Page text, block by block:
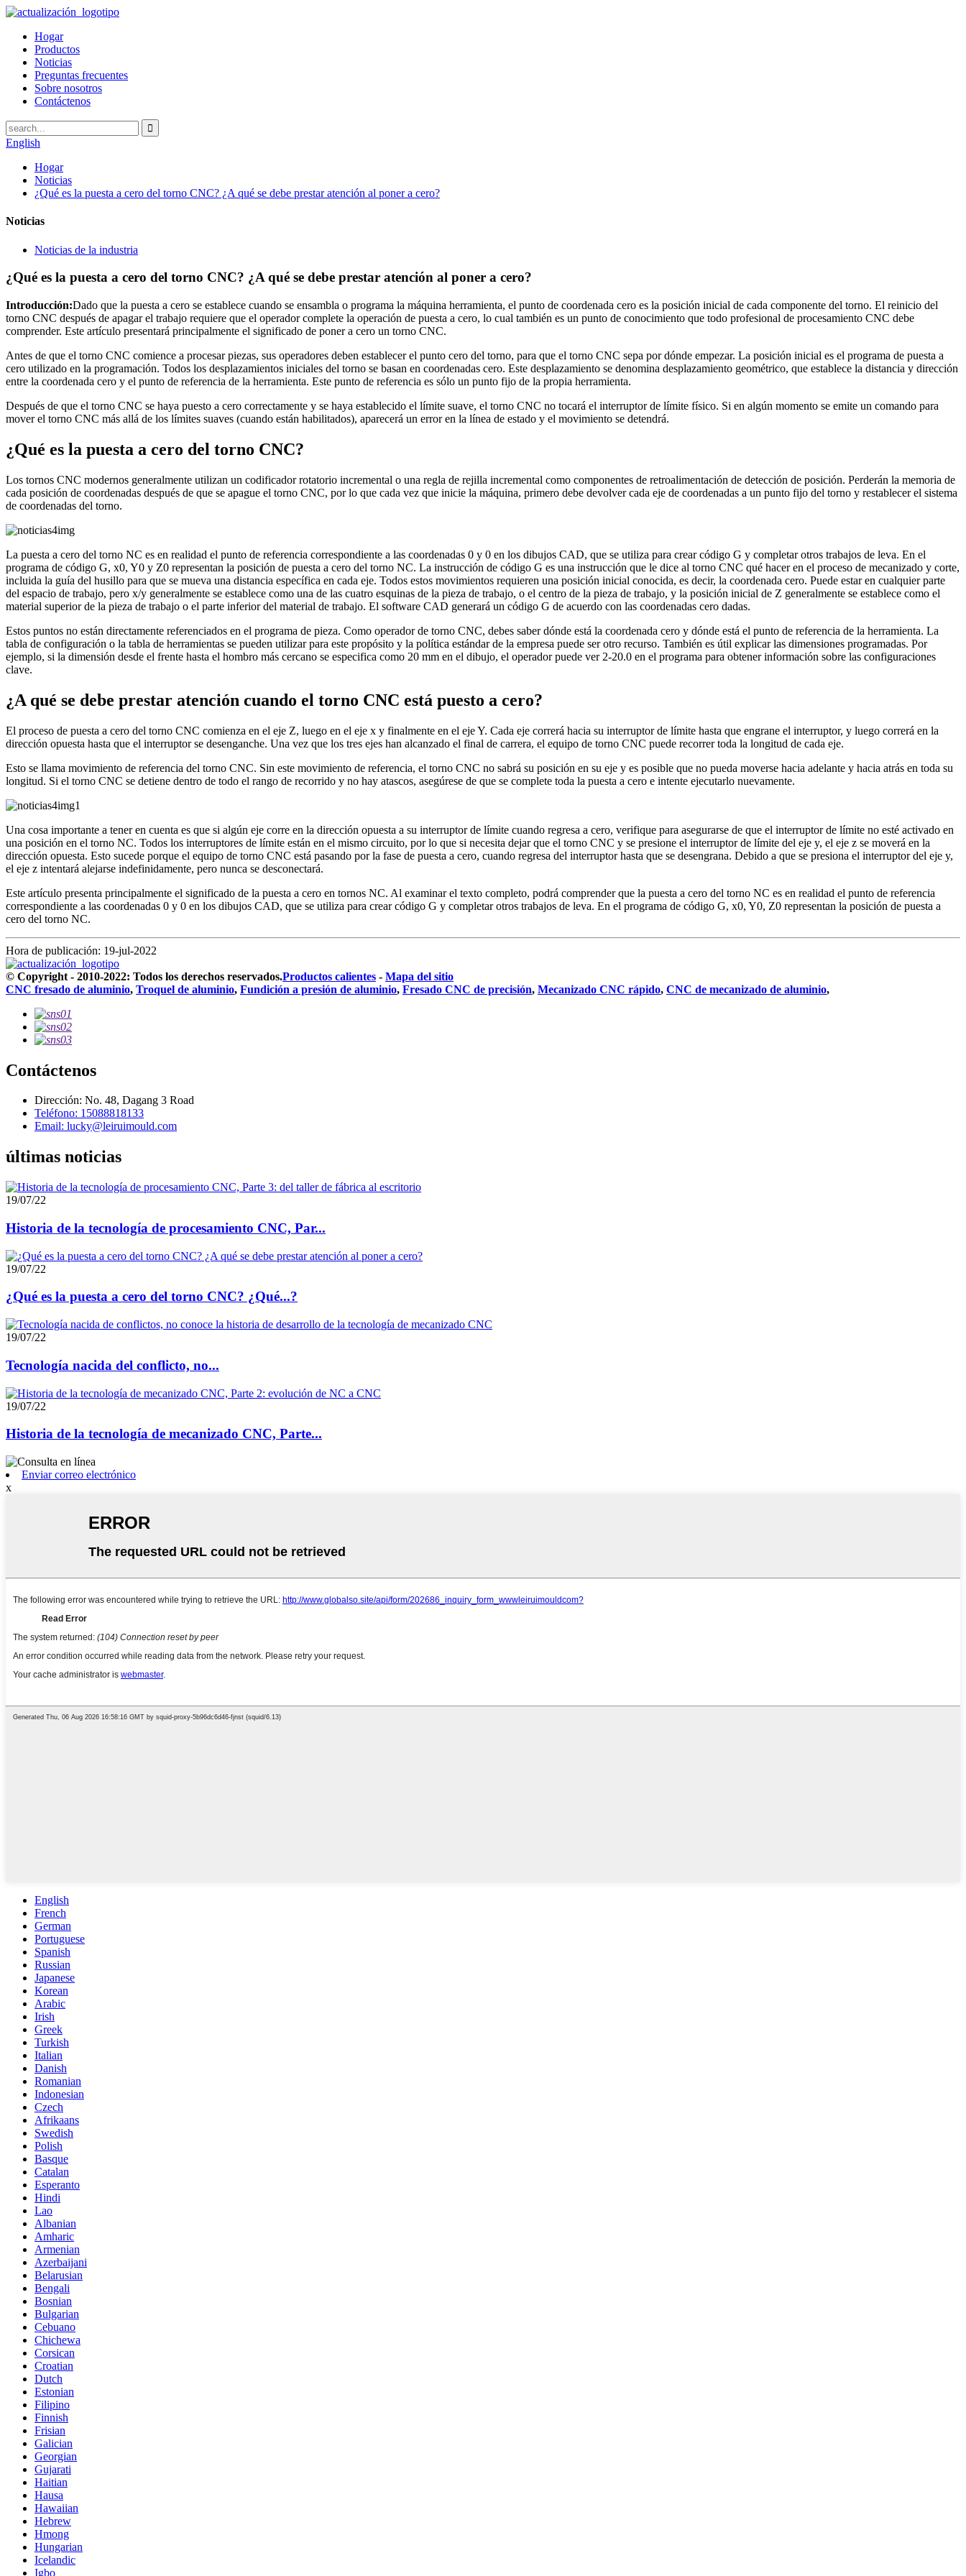
Hogar
Productos
Noticias
Preguntas frecuentes
Sobre nosotros
Contáctenos
English
Hogar
Noticias
¿Qué es la puesta a cero del torno CNC? ¿A qué se debe prestar atención al poner a cero?
Noticias
Noticias de la industria
¿Qué es la puesta a cero del torno CNC? ¿A qué se debe prestar atención al poner a cero?
Introducción:Dado que la puesta a cero se establece cuando se ensambla o programa la máquina herramienta, el punto de coordenada cero es la posición inicial de cada componente del torno. El reinicio del
torno CNC después de apagar el trabajo requiere que el operador complete la operación de puesta a cero, lo cual también es un punto de conocimiento que todo profesional de procesamiento CNC debe
comprender. Este artículo presentará principalmente el significado de poner a cero un torno CNC.
Antes de que el torno CNC comience a procesar piezas, sus operadores deben establecer el punto cero del torno, para que el torno CNC sepa por dónde empezar. La posición inicial es el programa de puesta a
cero utilizado en la programación. Todos los desplazamientos iniciales del torno se basan en coordenadas cero. Este desplazamiento se denomina desplazamiento geométrico, que establece la distancia y dirección
entre la coordenada cero y el punto de referencia de la herramienta. Este punto de referencia es sólo un punto fijo de la propia herramienta.
Después de que el torno CNC se haya puesto a cero correctamente y se haya establecido el límite suave, el torno CNC no tocará el interruptor de límite físico. Si en algún momento se emite un comando para
mover el torno CNC más allá de los límites suaves (cuando están habilitados), aparecerá un error en la línea de estado y el movimiento se detendrá.
¿Qué es la puesta a cero del torno CNC?
Los tornos CNC modernos generalmente utilizan un codificador rotatorio incremental o una regla de rejilla incremental como componentes de retroalimentación de detección de posición. Perderán la memoria de
cada posición de coordenadas después de que se apague el torno CNC, por lo que cada vez que inicie la máquina, primero debe devolver cada eje de coordenadas a un punto fijo del torno y restablecer el sistema
de coordenadas del torno.
La puesta a cero del torno NC es en realidad el punto de referencia correspondiente a las coordenadas 0 y 0 en los dibujos CAD, que se utiliza para crear código G y completar otros trabajos de leva. En el
programa de código G, x0, Y0 y Z0 representan la posición de puesta a cero del torno NC. La instrucción de código G es una instrucción que le dice al torno CNC qué hacer en el proceso de mecanizado y corte,
incluida la guía del husillo para que se mueva una distancia específica en cada eje. Todos estos movimientos requieren una posición inicial conocida, es decir, la coordenada cero. Puede estar en cualquier parte
del espacio de trabajo, pero x/y generalmente se establece como una de las cuatro esquinas de la pieza de trabajo, o el centro de la pieza de trabajo, y la posición inicial de Z generalmente se establece como el
material superior de la pieza de trabajo o el parte inferior del material de trabajo. El software CAD generará un código G de acuerdo con las coordenadas cero dadas.
Estos puntos no están directamente referenciados en el programa de pieza. Como operador de torno CNC, debes saber dónde está la coordenada cero y dónde está el punto de referencia de la herramienta. La
tabla de configuración o la tabla de herramientas se pueden utilizar para este propósito y la política estándar de la empresa puede ser otro recurso. También es útil explicar las dimensiones programadas. Por
ejemplo, si la dimensión desde el frente hasta el hombro más cercano se especifica como 20 mm en el dibujo, el operador puede ver 2-20.0 en el programa para obtener información sobre las configuraciones
clave.
¿A qué se debe prestar atención cuando el torno CNC está puesto a cero?
El proceso de puesta a cero del torno CNC comienza en el eje Z, luego en el eje x y finalmente en el eje Y. Cada eje correrá hacia su interruptor de límite hasta que engrane el interruptor, y luego correrá en la
dirección opuesta hasta que el interruptor se desenganche. Una vez que los tres ejes han alcanzado el final de carrera, el equipo de torno CNC puede recorrer toda la longitud de cada eje.
Esto se llama movimiento de referencia del torno CNC. Sin este movimiento de referencia, el torno CNC no sabrá su posición en su eje y es posible que no pueda moverse hacia adelante y hacia atrás en toda su
longitud. Si el torno CNC se detiene dentro de todo el rango de recorrido y no hay atascos, asegúrese de que se complete toda la puesta a cero e intente ejecutarlo nuevamente.
Una cosa importante a tener en cuenta es que si algún eje corre en la dirección opuesta a su interruptor de límite cuando regresa a cero, verifique para asegurarse de que el interruptor de límite no esté activado en
una posición en el torno NC. Todos los interruptores de límite están en el mismo circuito, por lo que si necesita dejar que el torno CNC y se presione el interruptor de límite del eje y, el eje z se moverá en la
dirección opuesta. Esto sucede porque el equipo de torno CNC está pasando por la fase de puesta a cero, cuando regresa del interruptor hasta que se desengrana. Debido a que se presiona el interruptor del eje y,
el eje z intentará alejarse indefinidamente, pero nunca se desconectará.
Este artículo presenta principalmente el significado de la puesta a cero en tornos NC. Al examinar el texto completo, podrá comprender que la puesta a cero del torno NC es en realidad el punto de referencia
correspondiente a las coordenadas 0 y 0 en los dibujos CAD, que se utiliza para crear código G y completar otros trabajos de leva. En el programa de código G, x0, Y0, Z0 representan la posición de puesta a
cero del torno NC.
Hora de publicación: 19-jul-2022
© Copyright - 2010-2022: Todos los derechos reservados.Productos calientes - Mapa del sitio
CNC fresado de aluminio, Troquel de aluminio, Fundición a presión de aluminio, Fresado CNC de precisión, Mecanizado CNC rápido, CNC de mecanizado de aluminio,
Contáctenos
Dirección: No. 48, Dagang 3 Road
Teléfono: 15088818133
Email: lucky@leiruimould.com
últimas noticias
19/07/22
Historia de la tecnología de procesamiento CNC, Par...
19/07/22
¿Qué es la puesta a cero del torno CNC? ¿Qué...?
19/07/22
Tecnología nacida del conflicto, no...
19/07/22
Historia de la tecnología de mecanizado CNC, Parte...
Enviar correo electrónico
x
English
French
German
Portuguese
Spanish
Russian
Japanese
Korean
Arabic
Irish
Greek
Turkish
Italian
Danish
Romanian
Indonesian
Czech
Afrikaans
Swedish
Polish
Basque
Catalan
Esperanto
Hindi
Lao
Albanian
Amharic
Armenian
Azerbaijani
Belarusian
Bengali
Bosnian
Bulgarian
Cebuano
Chichewa
Corsican
Croatian
Dutch
Estonian
Filipino
Finnish
Frisian
Galician
Georgian
Gujarati
Haitian
Hausa
Hawaiian
Hebrew
Hmong
Hungarian
Icelandic
Igbo